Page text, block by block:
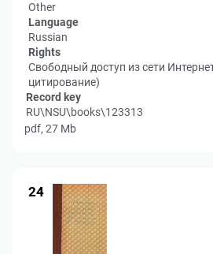
Other
Language
Russian
Rights
Свободный доступ из сети
цитирование)
Record key
RU\NSU\books\123313
pdf, 27 Mb
24